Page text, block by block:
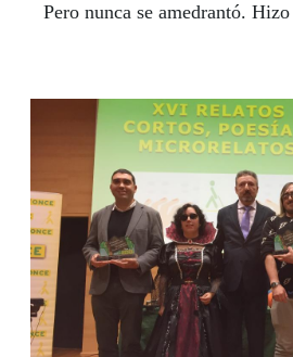
Pero nunca se amedrantó.
títulos gratuitos. Desde 2007
Oficina Técnica de Asuntos
ONCE y desde 2015
Unión Europea de Ciegos
Facebook y sí le preocupa la
digital en el que nos hayamos
ciudadana del mundo con el
en Granada.